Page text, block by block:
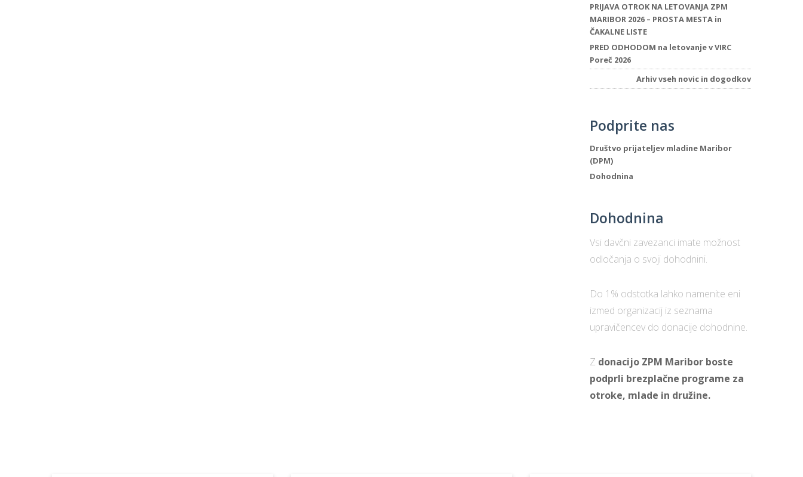
PRIJAVA OTROK NA LETOVANJA ZPM
MARIBOR 2026 – PROSTA MESTA in
ČAKALNE LISTE
PRED ODHODOM na letovanje v VIRC
Poreč 2026
Arhiv vseh novic in dogodkov
Podprite nas
Društvo prijateljev mladine Maribor
(DPM)
Dohodnina
Dohodnina
Vsi davčni zavezanci imate možnost
odločanja o svoji dohodnini.
Do 1% odstotka lahko namenite eni
izmed organizacij iz seznama
upravičencev do donacije dohodnine.
Z donacijo ZPM Maribor boste
podprli brezplačne programe za
otroke, mlade in družine.